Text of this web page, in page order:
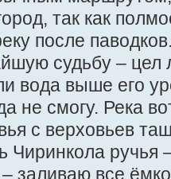
так как
после
судьбу – цел
вода выше его
не смогу. Река
с верховьев
Чиринкола ручья
заливаю все